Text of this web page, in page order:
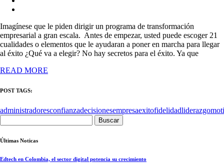
Imagínese que le piden dirigir un programa de transformación
empresarial a gran escala. Antes de empezar, usted puede escoger 21
cualidades o elementos que le ayudaran a poner en marcha para llegar
al éxito ¿Qué va a elegir? No hay secretos para el éxito. Ya que
READ MORE
POST TAGS:
administradoresconfianzadecisionesempresaexitofidelidadliderazgo
Últimas Noticas
Edtech en Colombia, el sector digital potencia su crecimiento